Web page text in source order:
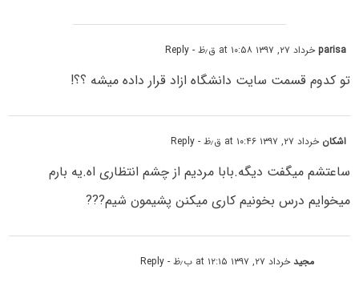
parisaخرداد ۲۷, ۱۳۹۷ at ۱۰:۵۸ ق٫ظ - Reply
تو کدوم قسمت سایت دانشگاه ازاد قرار داده میشه ؟؟!
اشکان خرداد ۲۷, ۱۳۹۷ at ۱۰:۴۶ ق٫ظ - Reply
ساعتشم میگفت دیگه.بابا مردیم از چشم انتظاری اه.یه بارم
میخوایم درس بخونیم کاری میکنن پشیمون شیم???
مجیدخرداد ۲۷, ۱۳۹۷ at ۱۲:۱۵ ب٫ظ - Reply